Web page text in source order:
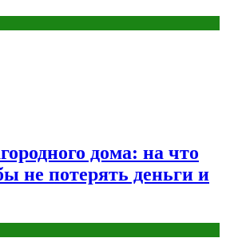
дома: на что
не потерять деньги и